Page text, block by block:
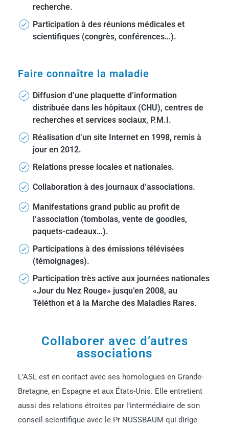
recherche.
Participation à des réunions médicales et
scientifiques (congrès, conférences…).
Faire connaître la maladie
Diffusion d’une plaquette d’information
distribuée dans les hôpitaux (CHU), centres de
recherches et services sociaux, P.M.I.
Réalisation d’un site Internet en 1998, remis à
jour en 2012.
Relations presse locales et nationales.
Collaboration à des journaux d’associations.
Manifestations grand public au profit de
l’association (tombolas, vente de goodies,
paquets-cadeaux…).
Participations à des émissions télévisées
(témoignages).
Participation très active aux journées nationales
«Jour du Nez Rouge» jusqu’en 2008, au
Téléthon et à la Marche des Maladies Rares.
Collaborer avec d’autres
associations
L’ASL est en contact avec ses homologues en Grande-
Bretagne, en Espagne et aux États-Unis. Elle entretient
aussi des relations étroites par l’intermédiaire de son
conseil scientifique avec le Pr NUSSBAUM qui dirige